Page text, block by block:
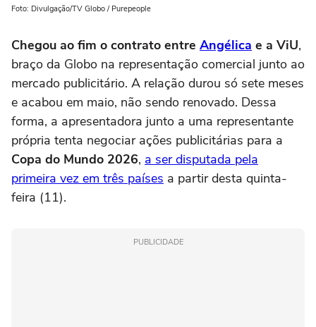
Foto: Divulgação/TV Globo / Purepeople
Chegou ao fim o contrato entre Angélica e a ViU,
braço da Globo na representação comercial junto ao
mercado publicitário. A relação durou só sete meses
e acabou em maio, não sendo renovado. Dessa
forma, a apresentadora junto a uma representante
própria tenta negociar ações publicitárias para a
Copa do Mundo 2026, a ser disputada pela
primeira vez em três países a partir desta quinta-
feira (11).
PUBLICIDADE